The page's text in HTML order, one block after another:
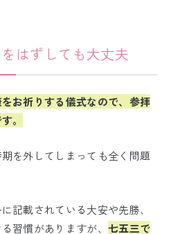
はずしても大丈夫
お祈りする儀式なので、参拝
。
を外してしまっても全く問題
記載されている大安や先勝、
習慣がありますが、七五三で